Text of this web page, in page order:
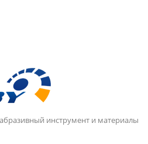
инструмент и материалы